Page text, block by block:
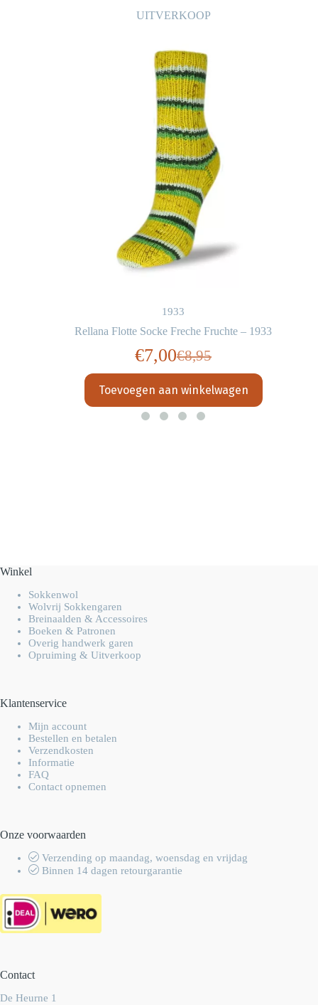
UITVERKOOP
1933
Rellana Flotte Socke Freche Fruchte – 1933
€8,95
Oorspronkelijke
prijs
was:
€7,00Huidige
prijs
is:
Toevoegen aan winkelwagen
Winkel
Sokkenwol
Wolvrij Sokkengaren
Breinaalden & Accessoires
Boeken & Patronen
Overig handwerk garen
Opruiming & Uitverkoop
Klantenservice
Mijn account
Bestellen en betalen
Verzendkosten
Informatie
FAQ
Contact opnemen
Onze voorwaarden
Verzending op maandag, woensdag en vrijdag
Binnen 14 dagen retourgarantie
Contact
De Heurne 1